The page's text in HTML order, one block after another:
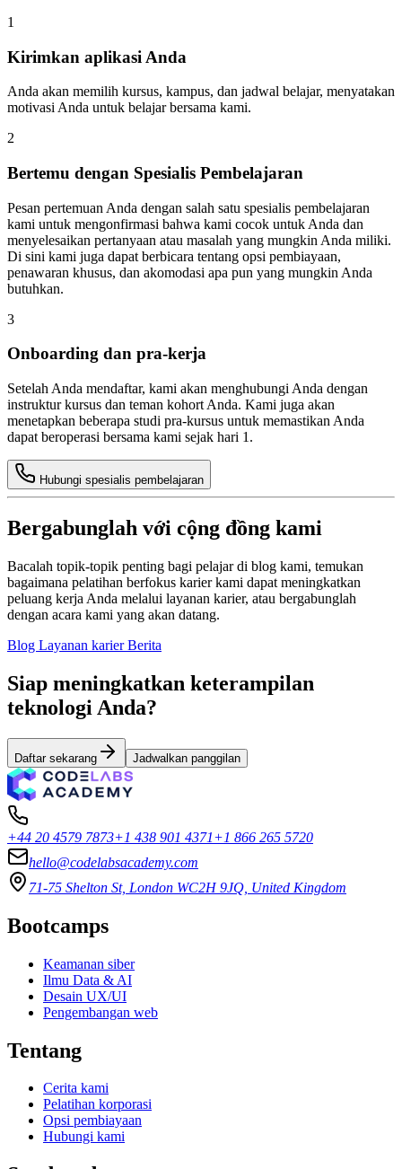
1
Kirimkan aplikasi Anda
Anda akan memilih kursus, kampus, dan jadwal belajar, menyatakan
motivasi Anda untuk belajar bersama kami.
2
Bertemu dengan Spesialis Pembelajaran
Pesan pertemuan Anda dengan salah satu spesialis pembelajaran
kami untuk mengonfirmasi bahwa kami cocok untuk Anda dan
menyelesaikan pertanyaan atau masalah yang mungkin Anda miliki.
Di sini kami juga dapat berbicara tentang opsi pembiayaan,
penawaran khusus, dan akomodasi apa pun yang mungkin Anda
butuhkan.
3
Onboarding dan pra-kerja
Setelah Anda mendaftar, kami akan menghubungi Anda dengan
instruktur kursus dan teman kohort Anda. Kami juga akan
menetapkan beberapa studi pra-kursus untuk memastikan Anda
dapat beroperasi bersama kami sejak hari 1.
Hubungi spesialis pembelajaran
Bergabunglah với cộng đồng kami
Bacalah topik-topik penting bagi pelajar di blog kami, temukan
bagaimana pelatihan berfokus karier kami dapat meningkatkan
peluang kerja Anda melalui layanan karier, atau bergabunglah
dengan acara kami yang akan datang.
Blog Layanan karierBerita
Siap meningkatkan keterampilan
teknologi Anda?
Daftar sekarang Jadwalkan panggilan
+44 20 4579 7873+1 438 901 4371+1 866 265 5720
hello@codelabsacademy.com
71-75 Shelton St, London WC2H 9JQ, United Kingdom
Bootcamps
Keamanan siber
Ilmu Data & AI
Desain UX/UI
Pengembangan web
Tentang
Cerita kami
Pelatihan korporasi
Opsi pembiayaan
Hubungi kami